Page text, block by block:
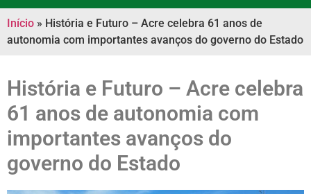
Início » História e Futuro – Acre celebra 61 anos de
autonomia com importantes avanços do governo do Estado
História e Futuro – Acre celebra
61 anos de autonomia com
importantes avanços do
governo do Estado